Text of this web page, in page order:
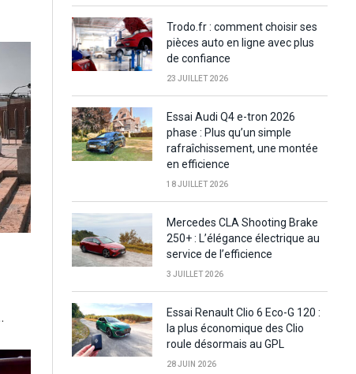
Trodo.fr : comment choisir ses
pièces auto en ligne avec plus
de confiance
23 JUILLET 2026
Essai Audi Q4 e-tron 2026
phase : Plus qu’un simple
rafraîchissement, une montée
en efficience
18 JUILLET 2026
Mercedes CLA Shooting Brake
250+ : L’élégance électrique au
service de l’efficience
3 JUILLET 2026
Essai Renault Clio 6 Eco-G 120 :
la plus économique des Clio
roule désormais au GPL
28 JUIN 2026